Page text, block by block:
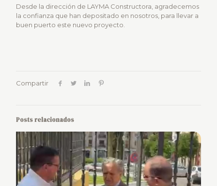
Desde la dirección de LAYMA Constructora, agradecemos
la confianza que han depositado en nosotros, para llevar a
buen puerto este nuevo proyecto.
Compartir
Posts relacionados